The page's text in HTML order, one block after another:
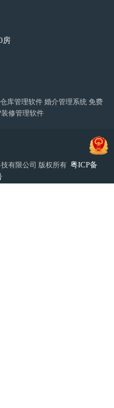
房
仓库管理软件 婚介管理系统 免费
装修管理软件
技有限公司 版权所有 粤ICP备